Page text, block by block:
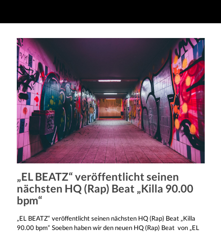
„EL BEATZ“ veröffentlicht seinen
nächsten HQ (Rap) Beat „Killa 90.00
bpm“
„EL BEATZ“ veröffentlicht seinen nächsten HQ (Rap) Beat „Killa
90.00 bpm“ Soeben haben wir den neuen HQ (Rap) Beat von „EL